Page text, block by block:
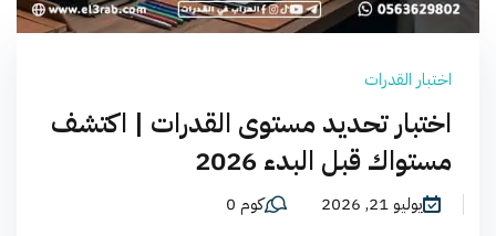
اختبار القدرات
اختبار تحديد مستوى القدرات | اكتشف
مستواك قبل البدء 2026
يوليو 21, 2026
كوم 0